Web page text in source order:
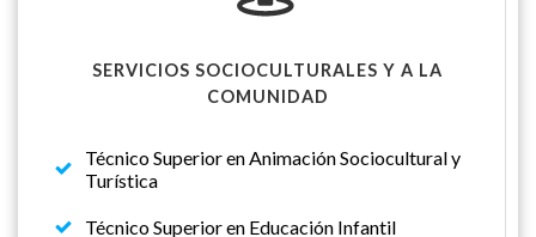
SERVICIOS SOCIOCULTURALES Y A LA
COMUNIDAD
Técnico Superior en Animación Sociocultural y
Turística
Técnico Superior en Educación Infantil